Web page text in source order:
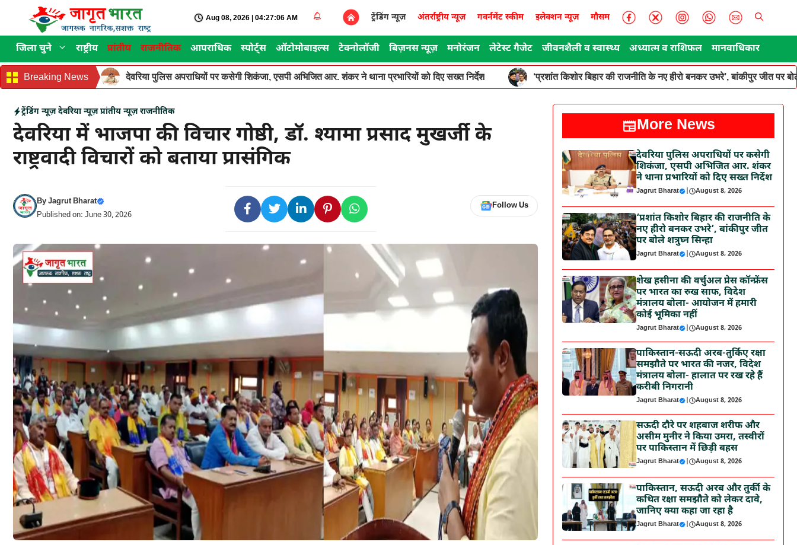
content
Aug 08, 2026 | 04:27:06 AM ट्रेंडिंग न्यूज़ अंतर्राष्ट्रीय न्यूज़ गवर्नमेंट स्कीम इलेक्शन न्यूज़ मौसम
जिला चुने राष्ट्रीय प्रांतीय राजनीतिक आपराधिक स्पोर्ट्स ऑटोमोबाइल्स टेक्नोलॉजी बिज़नस न्यूज़ मनोरंजन लेटेस्ट गैजेट जीवनशैली व स्वास्थ्य अध्यात्म व राशिफल मानवाधिकार
Breaking News देवरिया पुलिस अपराधियों पर कसेगी शिकंजा, एसपी अभिजित आर. शंकर ने थाना प्रभारियों को दिए सख्त निर्देश ‘प्रशांत किशोर बिहार की राजनीति के नए हीरो बनकर उभरे’, बांकीपुर जीत पर
ट्रेंडिंग न्यूज़ देवरिया न्यूज़ प्रांतीय न्यूज़ राजनीतिक
देवरिया में भाजपा की विचार गोष्ठी, डॉ. श्यामा प्रसाद मुखर्जी के
राष्ट्रवादी विचारों को बताया प्रासंगिक
ByJagrut Bharat
Published on: June 30, 2026
Follow Us
More News
देवरिया पुलिस अपराधियों पर कसेगी
शिकंजा, एसपी अभिजित आर. शंकर
ने थाना प्रभारियों को दिए सख्त निर्देश
Jagrut Bharat | August 8, 2026
‘प्रशांत किशोर बिहार की राजनीति के
नए हीरो बनकर उभरे’, बांकीपुर जीत
पर बोले शत्रुघ्न सिन्हा
Jagrut Bharat | August 8, 2026
शेख हसीना की वर्चुअल प्रेस कॉन्फ्रेंस
पर भारत का रुख साफ, विदेश
मंत्रालय बोला- आयोजन में हमारी
कोई भूमिका नहीं
Jagrut Bharat | August 8, 2026
पाकिस्तान-सऊदी अरब-तुर्किए रक्षा
समझौते पर भारत की नजर, विदेश
मंत्रालय बोला- हालात पर रख रहे हैं
करीबी निगरानी
Jagrut Bharat | August 8, 2026
सऊदी दौरे पर शहबाज शरीफ और
असीम मुनीर ने किया उमरा, तस्वीरों
पर पाकिस्तान में छिड़ी बहस
Jagrut Bharat | August 8, 2026
पाकिस्तान, सऊदी अरब और तुर्की के
कथित रक्षा समझौते को लेकर दावे,
जानिए क्या कहा जा रहा है
Jagrut Bharat | August 8, 2026